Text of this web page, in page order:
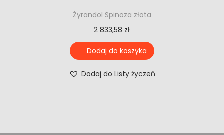
Żyrandol Spinoza złota
2 833,58 zł
Dodaj do koszyka
Dodaj do Listy życzeń